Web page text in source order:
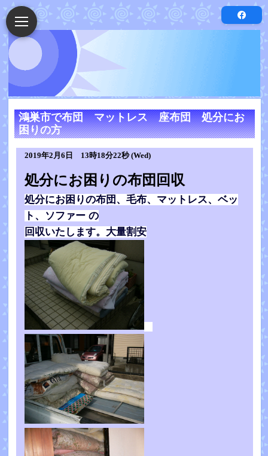
鴻巣市で布団 マットレス 座布団 処分にお
困りの方
2019年2月6日 13時18分22秒 (Wed)
処分にお困りの布団回収
処分にお困りの布団、毛布、マットレス、ベッ
ト、ソファー の
回収いたします。大量割安